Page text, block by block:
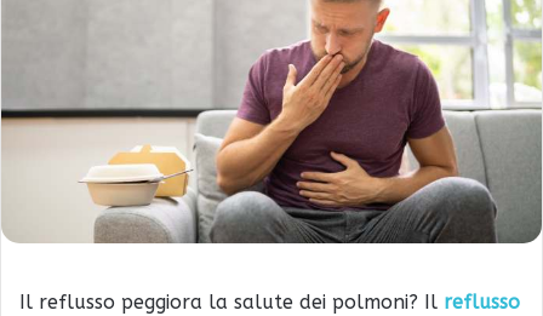
Il reflusso peggiora la salute dei polmoni? Il reflusso